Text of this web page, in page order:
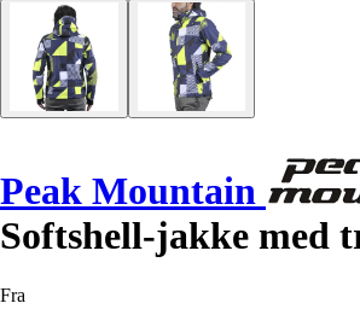
Peak Mountain
Softshell-jakke med
Fra